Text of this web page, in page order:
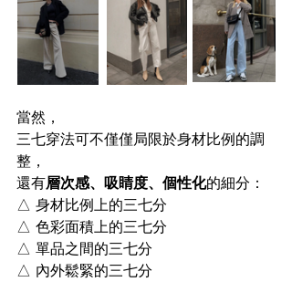
當然，
三七穿法可不僅僅局限於身材比例的調
整，
還有層次感、吸睛度、個性化的細分：
△ 身材比例上的三七分
△ 色彩面積上的三七分
△ 單品之間的三七分
△ 內外鬆緊的三七分